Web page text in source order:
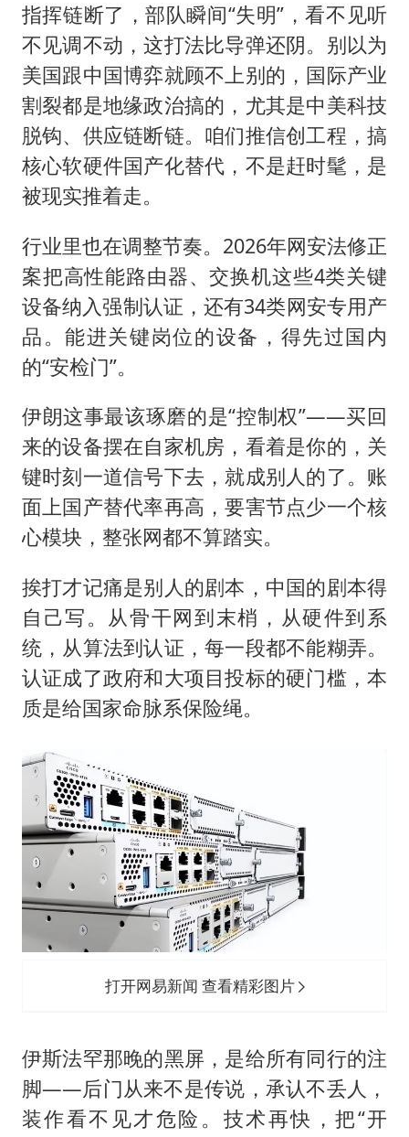
指挥链断了，部队瞬间“失明”，看不见听
不见调不动，这打法比导弹还阴。别以为
美国跟中国博弈就顾不上别的，国际产业
割裂都是地缘政治搞的，尤其是中美科技
脱钩、供应链断链。咱们推信创工程，搞
核心软硬件国产化替代，不是赶时髦，是
被现实推着走。
行业里也在调整节奏。2026年网安法修正
案把高性能路由器、交换机这些4类关键
设备纳入强制认证，还有34类网安专用产
品。能进关键岗位的设备，得先过国内
的“安检门”。
伊朗这事最该琢磨的是“控制权”——买回
来的设备摆在自家机房，看着是你的，关
键时刻一道信号下去，就成别人的了。账
面上国产替代率再高，要害节点少一个核
心模块，整张网都不算踏实。
挨打才记痛是别人的剧本，中国的剧本得
自己写。从骨干网到末梢，从硬件到系
统，从算法到认证，每一段都不能糊弄。
认证成了政府和大项目投标的硬门槛，本
质是给国家命脉系保险绳。
打开网易新闻 查看精彩图片
伊斯法罕那晚的黑屏，是给所有同行的注
脚——后门从来不是传说，承认不丢人，
装作看不见才危险。技术再快，把“开